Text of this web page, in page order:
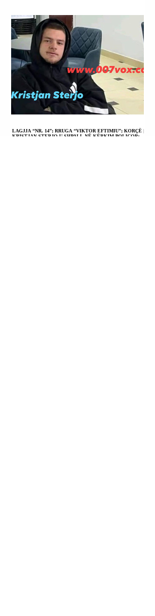
LAGJJA “NR. 14”; RRUGA “VIKTOR EFTIMIU”; KORÇË |
KRISTJAN STERJO U SHPALL NË KËRKIM POLICOR;